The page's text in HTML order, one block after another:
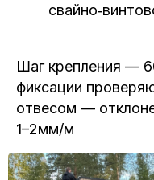
Шаг крепления —
фиксации
отвесом —
1–2мм/м